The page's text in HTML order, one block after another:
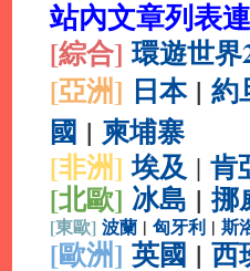
站內文章列表連
[綜合] 環遊世
[亞洲] 日本 | 約
國 | 柬埔寨
[非洲]埃及 | 肯
[北歐] 冰島 | 挪
[東歐] 波蘭 | 匈牙利 | 斯
[歐洲] 英國 | 西